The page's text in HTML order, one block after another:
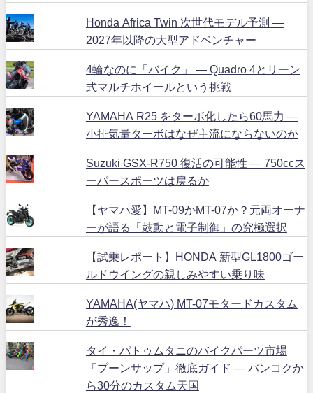
Honda Africa Twin 次世代モデル予測 ―
2027年以降の大型アドベンチャー
4輪なのに「バイク」 ― Quadro 4とリーン
式マルチホイールという挑戦
YAMAHA R25 をターボ化したら60馬力 ―
小排気量ターボはなぜ主流にならないのか
Suzuki GSX-R750 復活の可能性 ― 750ccス
ーパースポーツは戻るか
【ヤマハ愛】MT-09かMT-07か？元両オーナ
ーが語る「鼓動と電子制御」の究極選択
【試乗レポート】HONDA 新型GL1800ゴー
ルドウイングの親しみやすい乗り味
YAMAHA(ヤマハ) MT-07モタードカスタム
が秀逸！
タイ・パトゥムタニのバイクパーツ市場
「プーンサップ」徹底ガイド ― バンコクか
ら30分のカスタム天国